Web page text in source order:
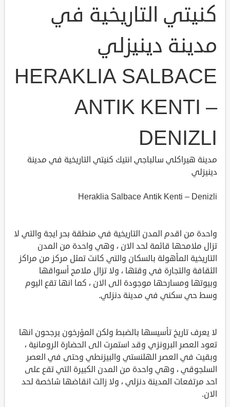
كنيتي التاريخية في
مدينة دينيزلي
HERAKLIA SALBACE
ANTIK KENTI –
DENIZLI
مدينة هيراكلي سالباجي انتيك كنيتي التاريخية في مدينة
دينيزلي
Heraklia Salbace Antik Kenti – Denizli
واحدة من اقدم المدن التاريخية في منطقة بحر ايجة والتي لا
تزال ملامحها قائمة لحد الان ، وهي واحدة من المدن
التاريخية المأهولة بالسكان والتي كانت تمثل مركز من مراكز
الثقافة والتجارة في وقتها ، ولا تزال ملامح أسواقها
وبيوتها ومسارحها موجودة الى الان ، كما انها تقع اليوم
وسط حي سكني في مدينة دنزلي.
لا يعرف تاريخ تأسيسها بالضبط ولكن المؤرخون يرجحون انها
تعود العصر البرونزي وقد استمرت الى الحضارة الرومانية ،
وبقيت في العصر الهلنستي والبيزنطي وحتى في العصر
السلجوقي ، وهي واحدة من المدن الكبيرة التي تقع على
احد مرتفعات المدينة دنزلي ، ولا زالت انقاضها شاخصة لحد
الان.